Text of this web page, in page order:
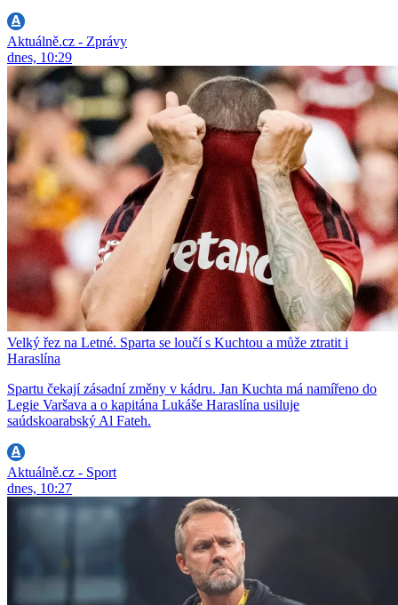
Aktuálně.cz - Zprávy
dnes, 10:29
Velký řez na Letné. Sparta se loučí s Kuchtou a může ztratit i
Haraslína
Spartu čekají zásadní změny v kádru. Jan Kuchta má namířeno do
Legie Varšava a o kapitána Lukáše Haraslína usiluje
saúdskoarabský Al Fateh.
Aktuálně.cz - Sport
dnes, 10:27